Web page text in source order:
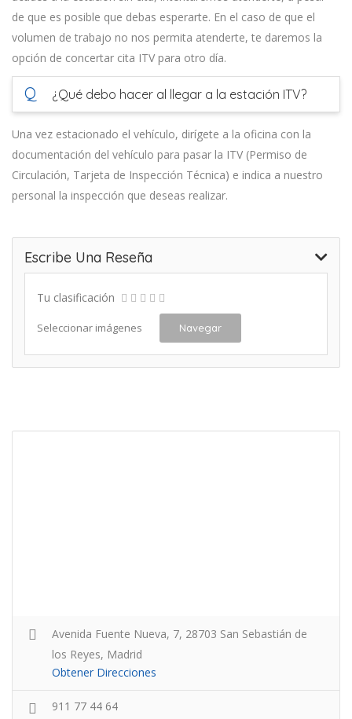
de que es posible que debas esperarte. En el caso de que el
volumen de trabajo no nos permita atenderte, te daremos la
opción de concertar cita ITV para otro día.
Q ¿Qué debo hacer al llegar a la estación ITV?
Una vez estacionado el vehículo, dirígete a la oficina con la
documentación del vehículo para pasar la ITV (Permiso de
Circulación, Tarjeta de Inspección Técnica) e indica a nuestro
personal la inspección que deseas realizar.
Escribe Una Reseña
Tu clasificación
Seleccionar imágenes Navegar
Avenida Fuente Nueva, 7, 28703 San Sebastián de
los Reyes, Madrid
Obtener Direcciones
911 77 44 64